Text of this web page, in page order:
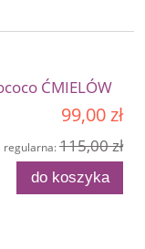
ĆMIELÓW
99,00 zł
regularna:115,00 zł
do koszyka